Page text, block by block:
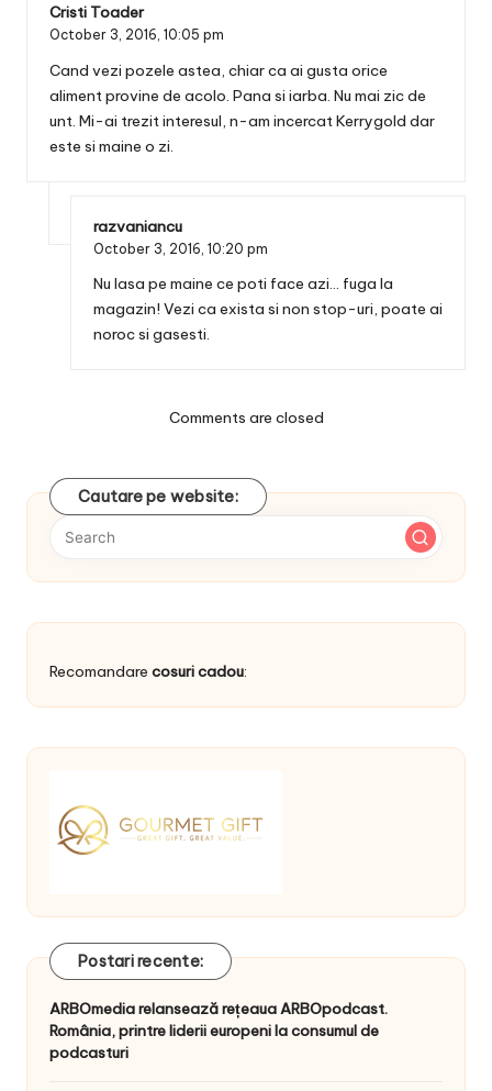
Cristi Toader
October 3, 2016, 10:05 pm
Cand vezi pozele astea, chiar ca ai gusta orice
aliment provine de acolo. Pana si iarba. Nu mai zic de
unt. Mi-ai trezit interesul, n-am incercat Kerrygold dar
este si maine o zi.
razvaniancu
October 3, 2016, 10:20 pm
Nu lasa pe maine ce poti face azi… fuga la
magazin! Vezi ca exista si non stop-uri, poate ai
noroc si gasesti.
Comments are closed
Cautare pe website:
Recomandare cosuri cadou:
Postari recente:
ARBOmedia relansează rețeaua ARBOpodcast.
România, printre liderii europeni la consumul de
podcasturi